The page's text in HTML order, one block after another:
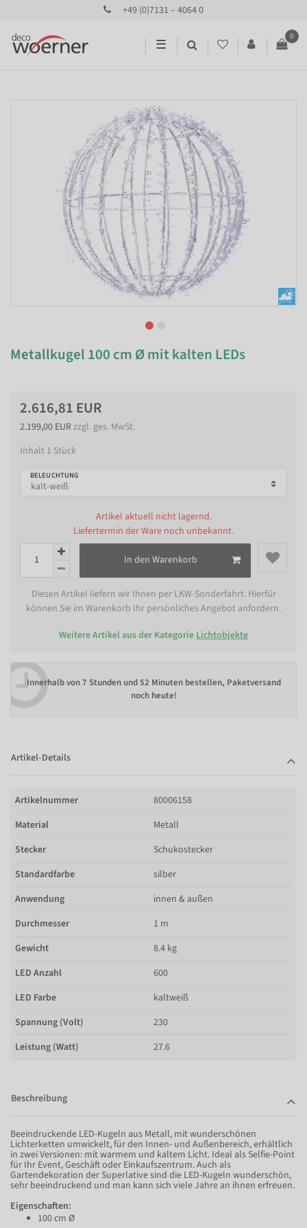
+49 (0)7131 – 4064 0
☰
0
Metallkugel 100 cm Ø mit kalten LEDs
2.616,81 EUR
2.199,00 EURzzgl. ges. MwSt.
Inhalt 1 Stück
BELEUCHTUNG
Artikel aktuell nicht lagernd.
Liefertermin der Ware noch unbekannt.
In den Warenkorb
Diesen Artikel liefern wir Ihnen per LKW-Sonderfahrt. Hierfür
können Sie im Warenkorb Ihr persönliches Angebot anfordern.
Weitere Artikel aus der Kategorie Lichtobjekte
Innerhalb von7 Stunden und 52 Minuten bestellen, Paketversand
noch heute!
Artikel-Details
Artikelnummer
80006158
Material
Metall
Stecker
Schukostecker
Standardfarbe
silber
Anwendung
innen & außen
Durchmesser
1 m
Gewicht
8.4 kg
LED Anzahl
600
LED Farbe
kaltweiß
Spannung (Volt)
230
Leistung (Watt)
27.6
Beschreibung
Beeindruckende LED-Kugeln aus Metall, mit wunderschönen
Lichterketten umwickelt, für den Innen- und Außenbereich, erhältlich
in zwei Versionen: mit warmem und kaltem Licht. Ideal als Selfie-Point
für Ihr Event, Geschäft oder Einkaufszentrum. Auch als
Gartendekoration der Superlative sind die LED-Kugeln wunderschön,
sehr beeindruckend und man kann sich viele Jahre an ihnen erfreuen.
Eigenschaften:
100 cm Ø